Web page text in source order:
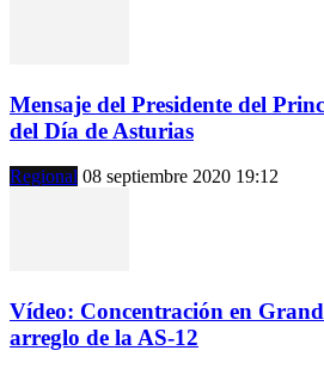
Mensaje del Presidente del
del Día de Asturias
Regional 08 septiembre 2020 19:12
Vídeo: Concentración en
arreglo de la AS-12